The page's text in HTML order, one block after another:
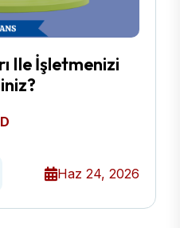
Ile İşletmenizi
Haz 24, 2026